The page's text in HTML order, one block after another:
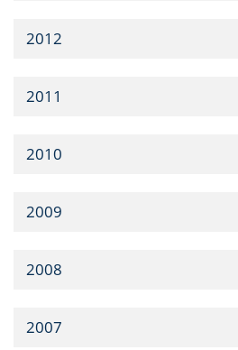
2012
2011
2010
2009
2008
2007